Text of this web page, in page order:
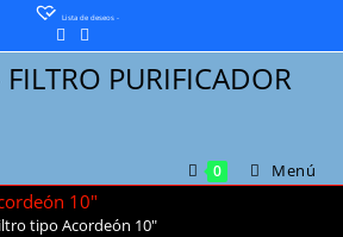
Lista de deseos -
PURIFICADOR
0 Menú
10″
tipo Acordeón 10″